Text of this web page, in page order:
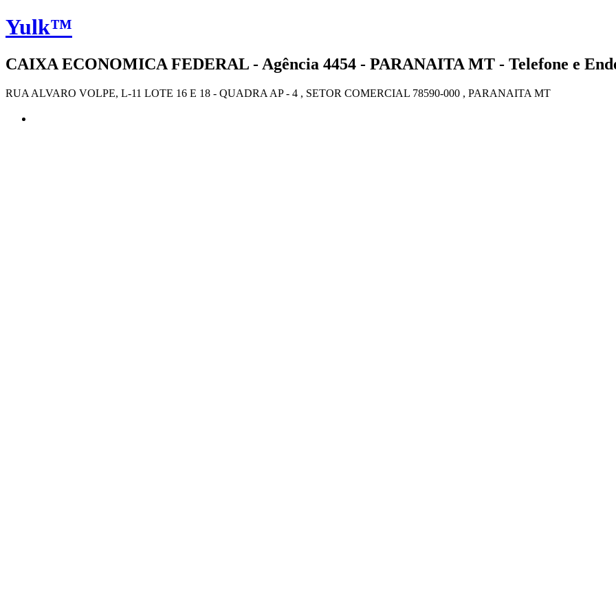
Yulk™
CAIXA ECONOMICA FEDERAL - Agência 4454 - PARANAITA MT - Telefone e
RUA ALVARO VOLPE, L-11 LOTE 16 E 18 - QUADRA AP - 4 , SETOR COMERCIAL 78590-000 , PARANAITA MT